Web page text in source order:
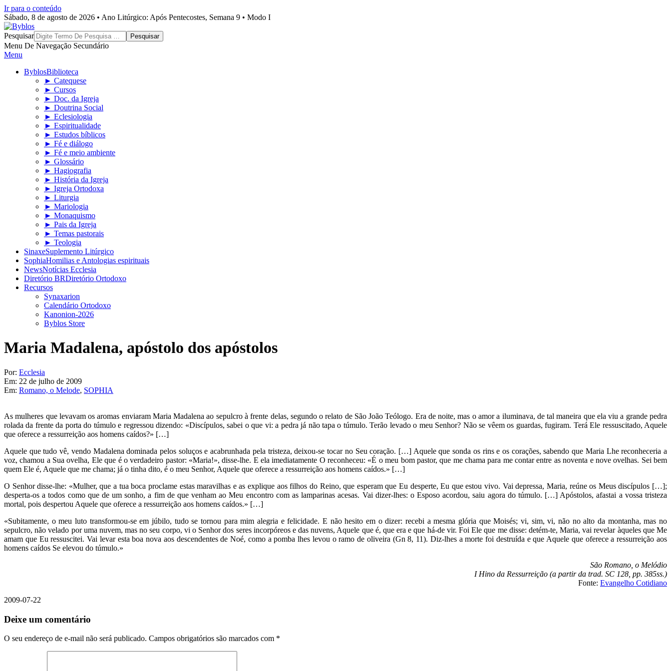
Ir para o conteúdo
Sábado, 8 de agosto de 2026 • Ano Litúrgico: Após Pentecostes, Semana 9 • Modo I
Byblos
Pesquisar
Menu De Navegação Secundário
Menu
ByblosBiblioteca
► Catequese
► Cursos
► Doc. da Igreja
► Doutrina Social
► Eclesiologia
► Espiritualidade
► Estudos bíblicos
► Fé e diálogo
► Fé e meio ambiente
► Glossário
► Hagiografia
► História da Igreja
► Igreja Ortodoxa
► Liturgia
► Mariologia
► Monaquismo
► Pais da Igreja
► Temas pastorais
► Teologia
SinaxeSuplemento Litúrgico
SophiaHomilias e Antologias espirituais
NewsNotícias Ecclesia
Diretório BRDiretório Ortodoxo
Recursos
Synaxarion
Calendário Ortodoxo
Kanonion-2026
Byblos Store
Maria Madalena, apóstolo dos apóstolos
Por: Ecclesia
Em: 22 de julho de 2009
Em: Romano, o Melode, SOPHIA
As mulheres que levavam os aromas enviaram Maria Madalena ao sepulcro à frente delas, segundo o relato de São João Teólogo. Era de noite, mas o amor a iluminava, de tal maneira que ela viu a grande pedra
rolada da frente da porta do túmulo e regressou dizendo: «Discípulos, sabei o que vi: a pedra já não tapa o túmulo. Terão levado o meu Senhor? Não se vêem os guardas, fugiram. Terá Ele ressuscitado, Aquele
que oferece a ressurreição aos homens caídos?» […]
Aquele que tudo vê, vendo Madalena dominada pelos soluços e acabrunhada pela tristeza, deixou-se tocar no Seu coração. […] Aquele que sonda os rins e os corações, sabendo que Maria Lhe reconheceria a
voz, chamou a Sua ovelha, Ele que é o verdadeiro pastor: «Maria!», disse-lhe. E ela imediatamente O reconheceu: «É o meu bom pastor, que me chama para me contar entre as noventa e nove ovelhas. Sei bem
quem Ele é, Aquele que me chama; já o tinha dito, é o meu Senhor, Aquele que oferece a ressurreição aos homens caídos.» […]
O Senhor disse-lhe: «Mulher, que a tua boca proclame estas maravilhas e as explique aos filhos do Reino, que esperam que Eu desperte, Eu que estou vivo. Vai depressa, Maria, reúne os Meus discípulos […];
desperta-os a todos como que de um sonho, a fim de que venham ao Meu encontro com as lamparinas acesas. Vai dizer-lhes: o Esposo acordou, saiu agora do túmulo. […] Apóstolos, afastai a vossa tristeza
mortal, pois despertou Aquele que oferece a ressurreição aos homens caídos.» […]
«Subitamente, o meu luto transformou-se em júbilo, tudo se tornou para mim alegria e felicidade. E não hesito em o dizer: recebi a mesma glória que Moisés; vi, sim, vi, não no alto da montanha, mas no
sepulcro, não velado por uma nuvem, mas no seu corpo, vi o Senhor dos seres incorpóreos e das nuvens, Aquele que é, que era e que há-de vir. Foi Ele que me disse: detém-te, Maria, vai revelar àqueles que Me
amam que Eu ressuscitei. Vai levar esta boa nova aos descendentes de Noé, como a pomba lhes levou o ramo de oliveira (Gn 8, 11). Diz-lhes a morte foi destruída e que Aquele que oferece a ressurreição aos
homens caídos Se elevou do túmulo.»
São Romano, o Melódio
I Hino da Ressurreição (a partir da trad. SC 128, pp. 385ss.)
Fonte: Evangelho Cotidiano
2009-07-22
Deixe um comentário
O seu endereço de e-mail não será publicado. Campos obrigatórios são marcados com *